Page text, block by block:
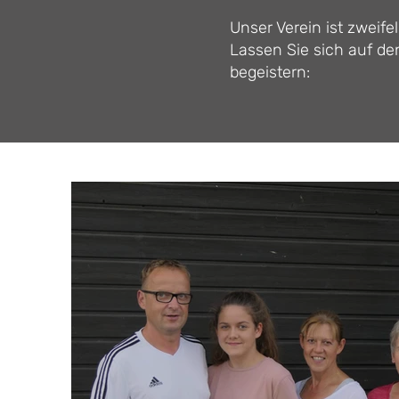
Unser Verein ist
Lassen Sie sich auf
begeistern: